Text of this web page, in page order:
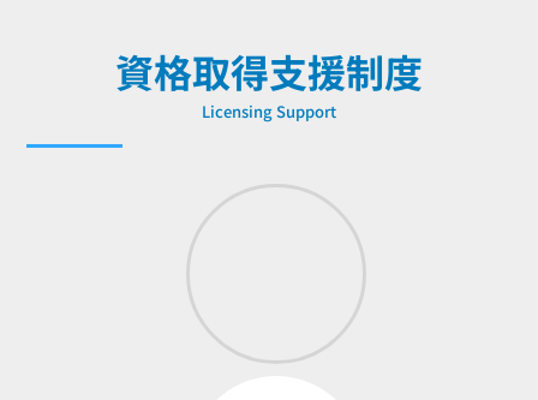
資格取得支援制度
Licensing Support